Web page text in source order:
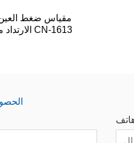
مقياس ضغط
الارتداد مع الطباعة اللاسلكية CN-1613